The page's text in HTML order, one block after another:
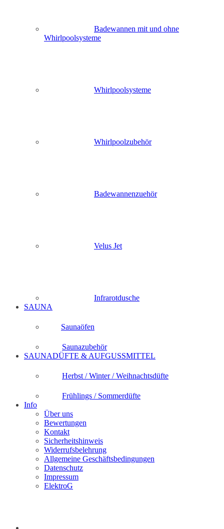
Badewannen mit und ohne
Whirlpoolsysteme
Whirlpoolsysteme
Whirlpoolzubehör
Badewannenzuehör
Velus Jet
Infrarotdusche
SAUNA
Saunaöfen
Saunazubehör
SAUNADÜFTE & AUFGUSSMITTEL
Herbst / Winter / Weihnachtsdüfte
Frühlings / Sommerdüfte
Info
Über uns
Bewertungen
Kontakt
Sicherheitshinweis
Widerrufsbelehrung
Allgemeine Geschäftsbedingungen
Datenschutz
Impressum
ElektroG